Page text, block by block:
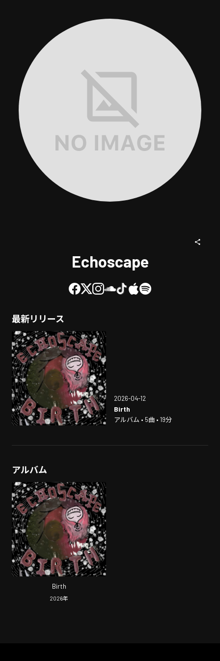
Echoscape
最新リリース
2026-04-12
Birth
アルバム • 5曲 • 19分
アルバム
Birth
2026年